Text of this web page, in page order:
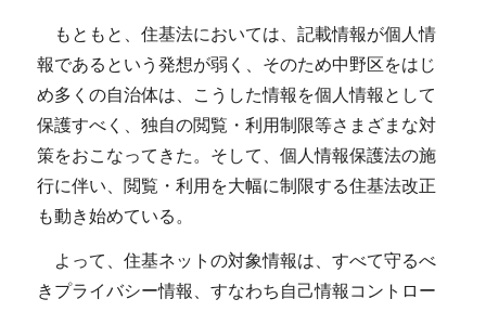
もともと、住基法においては、記載情報が個人情
報であるという発想が弱く、そのため中野区をはじ
め多くの自治体は、こうした情報を個人情報として
保護すべく、独自の閲覧・利用制限等さまざまな対
策をおこなってきた。そして、個人情報保護法の施
行に伴い、閲覧・利用を大幅に制限する住基法改正
も動き始めている。
よって、住基ネットの対象情報は、すべて守るべ
きプライバシー情報、すなわち自己情報コントロー